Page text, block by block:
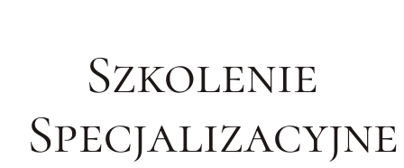
Szkolenie
Specjalizacyjne